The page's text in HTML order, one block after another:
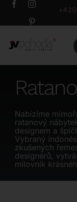
Přeskočit
Nabízíme
ratanový
designem a
Vybraný
zkušených
designérů,
milovník